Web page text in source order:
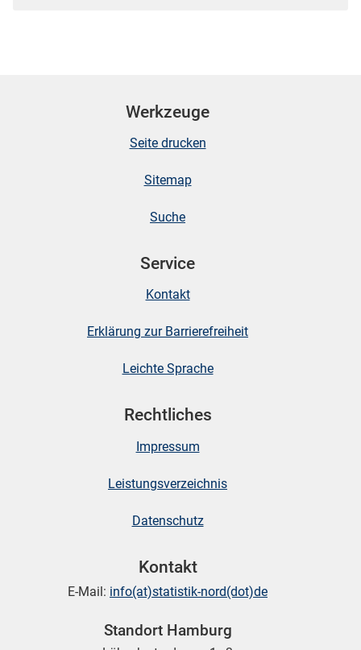
Werkzeuge
Seite drucken
Sitemap
Suche
Service
Kontakt
Erklärung zur Barrierefreiheit
Leichte Sprache
Rechtliches
Impressum
Leistungsverzeichnis
Datenschutz
Kontakt
E-Mail: info(at)statistik-nord(dot)de
Standort Hamburg